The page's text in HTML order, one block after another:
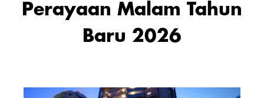
Perayaan Malam Tahun
Baru 2026